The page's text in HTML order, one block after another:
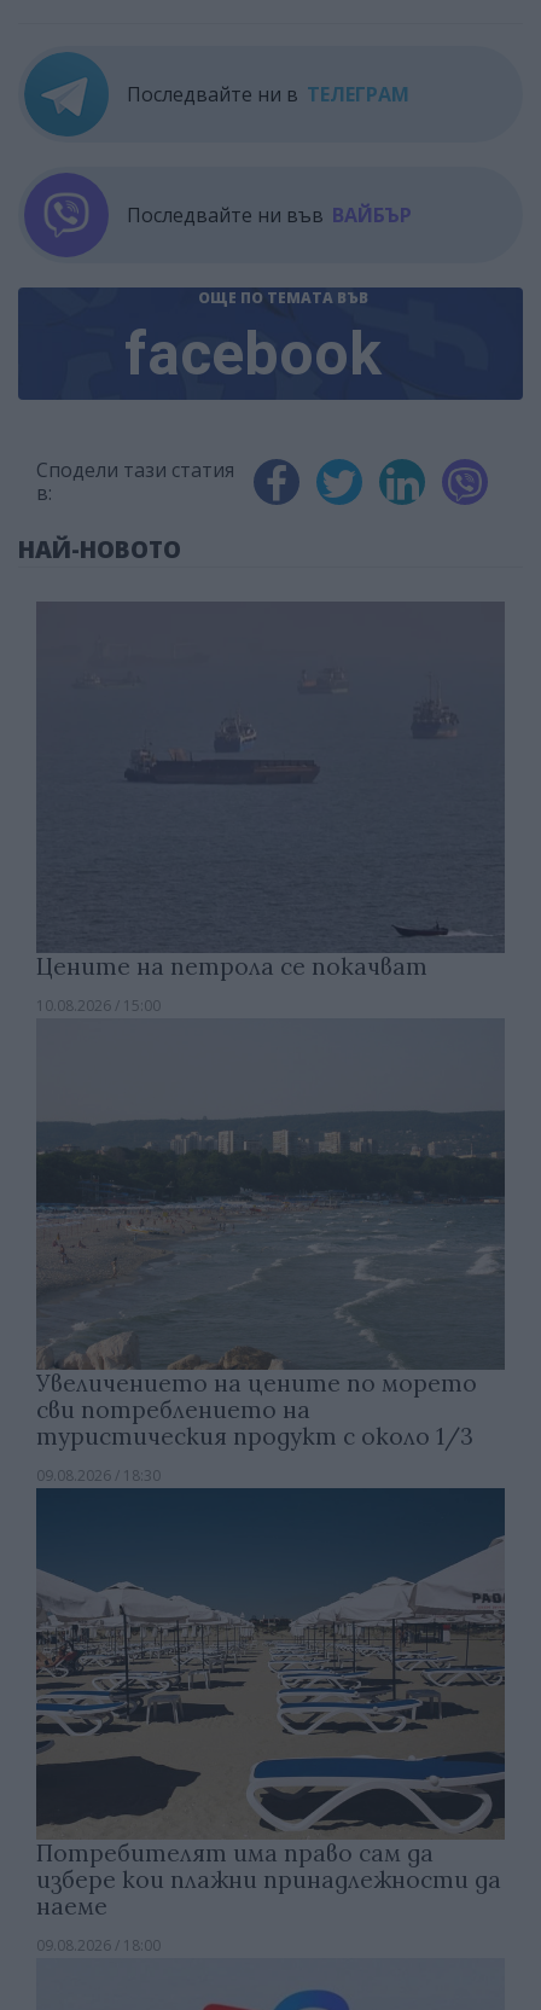
Последвайте ни в ТЕЛЕГРАМ
Последвайте ни във ВАЙБЪР
ОЩЕ ПО ТЕМАТА ВЪВ
facebook
Сподели тази статия
в:
НАЙ-НОВОТО
Цените на петрола се покачват
10.08.2026 / 15:00
Увеличението на цените по морето
сви потреблението на
туристическия продукт с около 1/3
09.08.2026 / 18:30
Потребителят има право сам да
избере кои плажни принадлежности да
наеме
09.08.2026 / 18:00